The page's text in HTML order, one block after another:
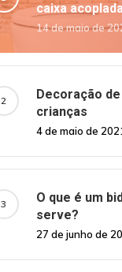
caixa
14 de maio de
Decoração
crianças
4 de maio de
O que é um
serve?
27 de junho de